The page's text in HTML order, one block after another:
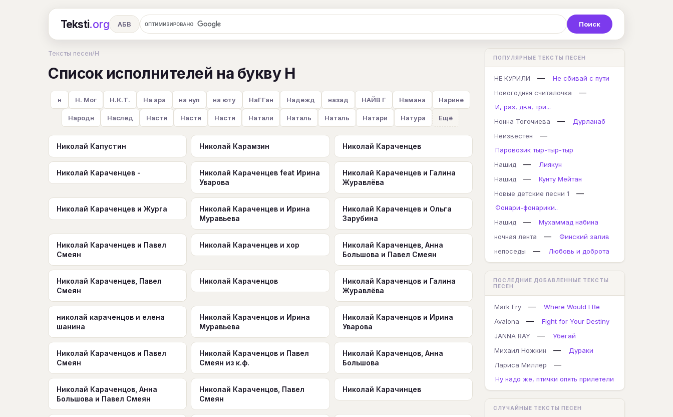
Teksti.org АБВ
С Т У Ф Х Ц
Ч Ш Э Ю Я En A B C D L M N O P Q
Тексты песен/Н
Список исполнителей на букву Н
н Н. Мог Н.К.Т. На ара на нул на юту НаГГан Надежд назад НАЙВ Г Намана Нарине
Народн Наслед Настя Настя Настя Натали Наталь Наталь Натари Натура Ещё
Николай Капустин Николай Карамзин Николай Караченцев
Николай Караченцев -
Николай Караченцев feat Ирина
Уварова
Николай Караченцев и Галина
Журавлёва
Николай Караченцев и Журга
Николай Караченцев и Ирина
Муравьева
Николай Караченцев и Ольга
Зарубина
Николай Караченцев и Павел
Смеян
Николай Караченцев и хор
Николай Караченцев, Анна
Большова и Павел Смеян
Николай Караченцев, Павел
Смеян
Николай Караченцов
Николай Караченцов и Галина
Журавлёва
николай караченцов и елена
шанина
Николай Караченцов и Ирина
Муравьева
Николай Караченцов и Ирина
Уварова
Николай Караченцов и Павел
Смеян
Николай Караченцов и Павел
Смеян из к.ф.
Николай Караченцов, Анна
Большова
Николай Караченцов, Анна
Большова и Павел Смеян
Николай Караченцов, Павел
Смеян
Николай Карачинцев
ПОПУЛЯРНЫЕ ТЕКСТЫ ПЕСЕН
НЕ КУРИЛИ —
Не сбивай с пути
Новогодняя считалочка
—
И, раз, два, три...
Нонна Тогочиева
—
Дурланаб
Неизвестен
—
Паровозик тыр-тыр-тыр
Нашид
—
Лиякун
Нашид
—
Кунту Мейтан
Новые детские песни 1
—
Фонари-фонарики..
Нашид
—
Мухаммад набина
ночная лента
—
Финский залив
непоседы
— Любовь и доброта
ПОСЛЕДНИЕ ДОБАВЛЕННЫЕ ТЕКСТЫ
ПЕСЕН
Mark Fry —
Where Would I Be
Avalona
—
Fight for Your Destiny
JANNA RAY
—
Убегай
Михаил Ножкин
—
Дураки
Лариса Миллер
—
Ну надо же, птички опять прилетели
СЛУЧАЙНЫЕ ТЕКСТЫ ПЕСЕН